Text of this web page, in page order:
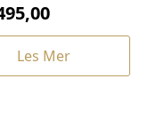
Les Mer